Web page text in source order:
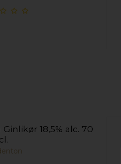
18,5% alc. 70
cl.